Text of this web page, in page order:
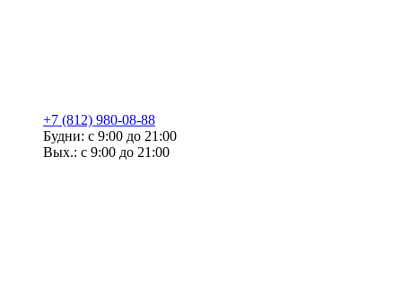
+7 (812) 980-08-88
Будни: с 9:00 до 21:00
Вых.: с 9:00 до 21:00